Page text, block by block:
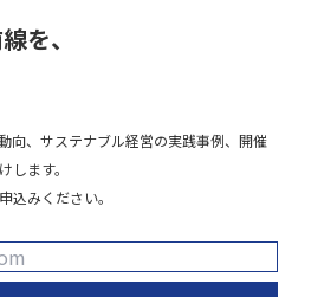
を、
向、サステナブル経営の実践事例、開催
します。
込みください。